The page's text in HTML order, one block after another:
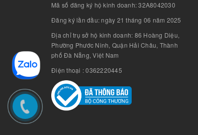
Mã số đăng ký hộ kinh doanh: 32A8042030
Đăng ký lần đầu: ngày 21 tháng 06 năm 2025
Địa chỉ trụ sở hộ kinh doanh: 86 Hoàng Diệu,
Phường Phước Ninh, Quận Hải Châu, Thành
phố Đà Nẵng, Việt Nam
Điện thoại : 0362220445